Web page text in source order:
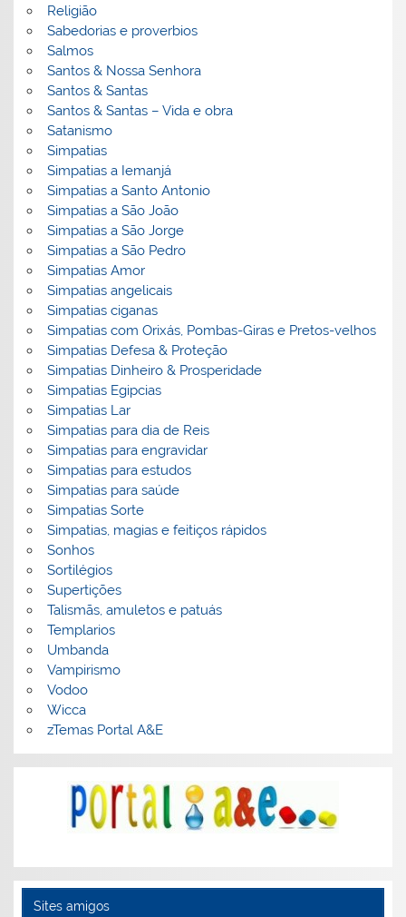
Religião
Sabedorias e proverbios
Salmos
Santos & Nossa Senhora
Santos & Santas
Santos & Santas – Vida e obra
Satanismo
Simpatias
Simpatias a Iemanjá
Simpatias a Santo Antonio
Simpatias a São João
Simpatias a São Jorge
Simpatias a São Pedro
Simpatias Amor
Simpatias angelicais
Simpatias ciganas
Simpatias com Orixás, Pombas-Giras e Pretos-velhos
Simpatias Defesa & Proteção
Simpatias Dinheiro & Prosperidade
Simpatias Egipcias
Simpatias Lar
Simpatias para dia de Reis
Simpatias para engravidar
Simpatias para estudos
Simpatias para saúde
Simpatias Sorte
Simpatias, magias e feitiços rápidos
Sonhos
Sortilégios
Supertições
Talismãs, amuletos e patuás
Templarios
Umbanda
Vampirismo
Vodoo
Wicca
zTemas Portal A&E
Sites amigos